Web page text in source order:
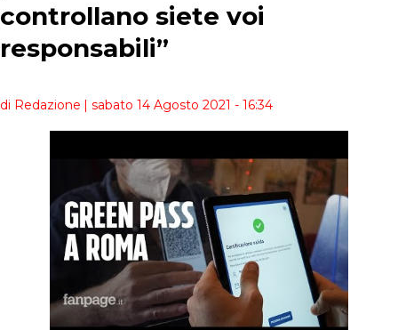
controllano siete voi
responsabili”
di Redazione | sabato 14 Agosto 2021 - 16:34